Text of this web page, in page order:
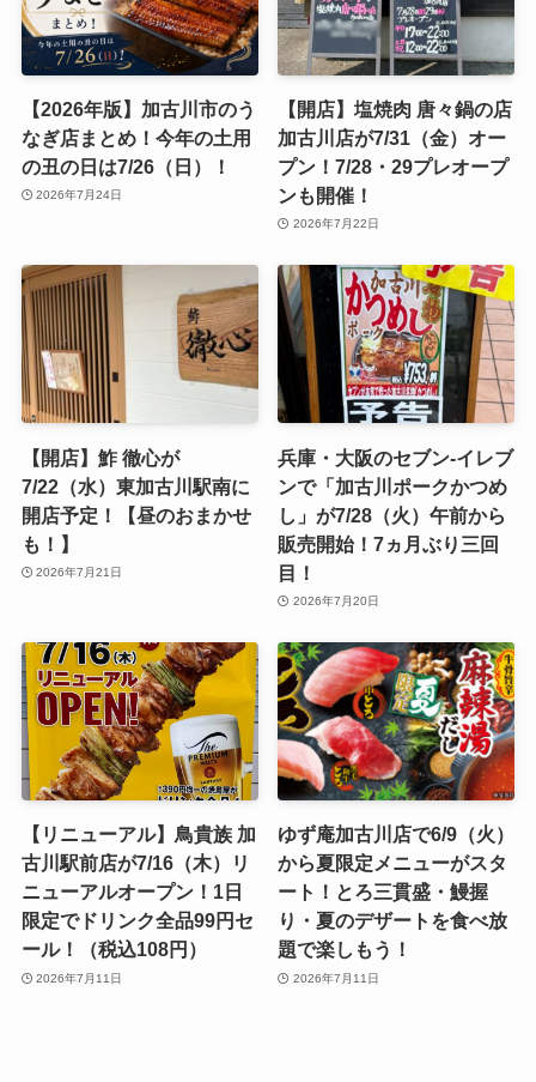
【2026年版】加古川市のう
なぎ店まとめ！今年の土用
の丑の日は7/26（日）！
2026年7月24日
【開店】塩焼肉 唐々鍋の店
加古川店が7/31（金）オー
プン！7/28・29プレオープ
ンも開催！
2026年7月22日
【開店】鮓 徹心が
7/22（水）東加古川駅南に
開店予定！【昼のおまかせ
も！】
2026年7月21日
兵庫・大阪のセブン-イレブ
ンで「加古川ポークかつめ
し」が7/28（火）午前から
販売開始！7ヵ月ぶり三回
目！
2026年7月20日
【リニューアル】鳥貴族 加
古川駅前店が7/16（木）リ
ニューアルオープン！1日
限定でドリンク全品99円セ
ール！（税込108円）
2026年7月11日
ゆず庵加古川店で6/9（火）
から夏限定メニューがスタ
ート！とろ三貫盛・鰻握
り・夏のデザートを食べ放
題で楽しもう！
2026年7月11日